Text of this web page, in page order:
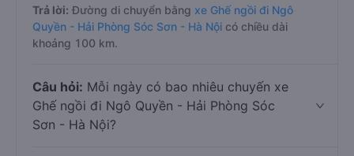
Trả lời: Đường di chuyển bằng xe Ghế ngồi đi Ngô
Quyền - Hải Phòng Sóc Sơn - Hà Nội có chiều dài
khoảng 100 km.
Câu hỏi: Mỗi ngày có bao nhiêu chuyến xe
Ghế ngồi đi Ngô Quyền - Hải Phòng Sóc
Sơn - Hà Nội?